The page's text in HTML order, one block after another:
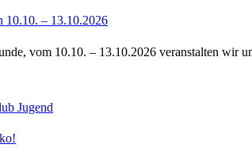
10.10. – 13.10.2026
vom 10.10. – 13.10.2026 veranstalten wir
Jugend